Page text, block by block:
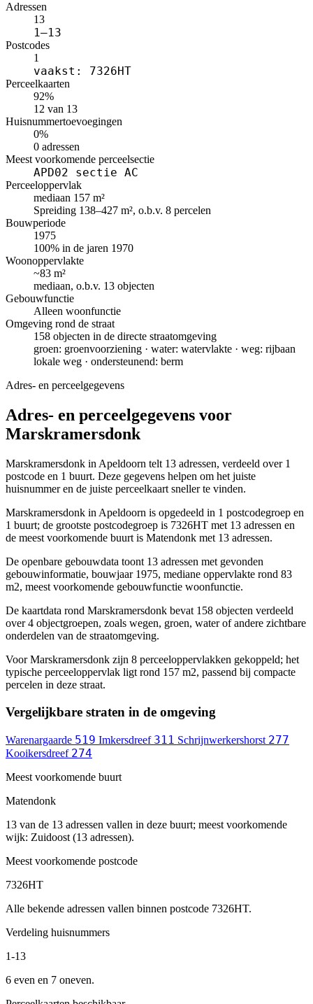
Adressen
13
1–13
Postcodes
1
vaakst: 7326HT
Perceelkaarten
92%
12 van 13
Huisnummertoevoegingen
0%
0 adressen
Meest voorkomende perceelsectie
APD02 sectie AC
Perceeloppervlak
mediaan 157 m²
Spreiding 138–427 m², o.b.v. 8 percelen
Bouwperiode
1975
100% in de jaren 1970
Woonoppervlakte
~83 m²
mediaan, o.b.v. 13 objecten
Gebouwfunctie
Alleen woonfunctie
Omgeving rond de straat
158 objecten in de directe straatomgeving
groen: groenvoorziening · water: watervlakte · weg: rijbaan
lokale weg · ondersteunend: berm
Adres- en perceelgegevens
Adres- en perceelgegevens voor
Marskramersdonk
Marskramersdonk in Apeldoorn telt 13 adressen, verdeeld over 1
postcode en 1 buurt. Deze gegevens helpen om het juiste
huisnummer en de juiste perceelkaart sneller te vinden.
Marskramersdonk in Apeldoorn is opgedeeld in 1 postcodegroep en
1 buurt; de grootste postcodegroep is 7326HT met 13 adressen en
de meest voorkomende buurt is Matendonk met 13 adressen.
De openbare gebouwdata toont 13 adressen met gevonden
gebouwinformatie, bouwjaar 1975, mediane oppervlakte rond 83
m2, meest voorkomende gebouwfunctie woonfunctie.
De kaartdata rond Marskramersdonk bevat 158 objecten verdeeld
over 4 objectgroepen, zoals wegen, groen, water of andere zichtbare
onderdelen van de straatomgeving.
Voor Marskramersdonk zijn 8 perceeloppervlakken gekoppeld; het
typische perceeloppervlak ligt rond 157 m2, passend bij compacte
percelen in deze straat.
Vergelijkbare straten in de omgeving
Warenargaarde 519 Imkersdreef 311 Schrijnwerkershorst 277
Kooikersdreef 274
Meest voorkomende buurt
Matendonk
13 van de 13 adressen vallen in deze buurt; meest voorkomende
wijk: Zuidoost (13 adressen).
Meest voorkomende postcode
7326HT
Alle bekende adressen vallen binnen postcode 7326HT.
Verdeling huisnummers
1-13
6 even en 7 oneven.